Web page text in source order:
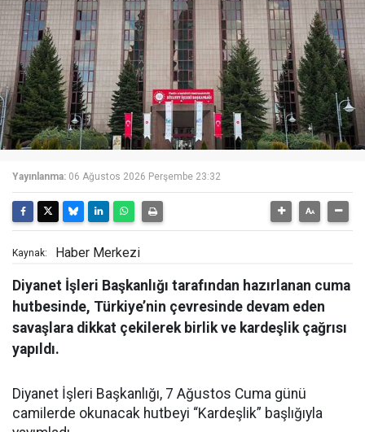
Yayınlanma: 06 Ağustos 2026 Perşembe 23:32
Kaynak: Haber Merkezi
Diyanet İşleri Başkanlığı tarafından hazırlanan cuma
hutbesinde, Türkiye’nin çevresinde devam eden
savaşlara dikkat çekilerek birlik ve kardeşlik çağrısı
yapıldı.
Diyanet İşleri Başkanlığı, 7 Ağustos Cuma günü
camilerde okunacak hutbeyi “Kardeşlik” başlığıyla